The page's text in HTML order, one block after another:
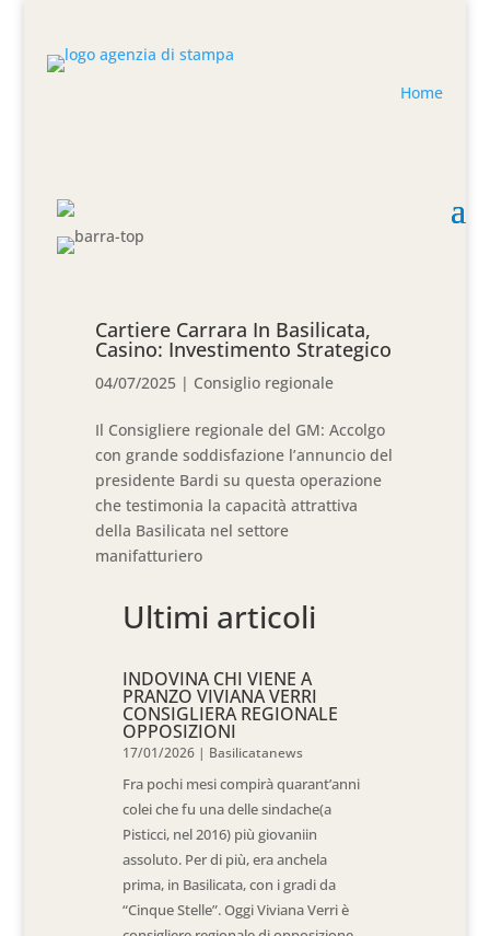
Home
Cartiere Carrara In Basilicata,
Casino: Investimento Strategico
04/07/2025 | Consiglio regionale
Il Consigliere regionale del GM: Accolgo
con grande soddisfazione l’annuncio del
presidente Bardi su questa operazione
che testimonia la capacità attrattiva
della Basilicata nel settore
manifatturiero
Ultimi articoli
INDOVINA CHI VIENE A
PRANZO VIVIANA VERRI
CONSIGLIERA REGIONALE
OPPOSIZIONI
17/01/2026 | Basilicatanews
Fra pochi mesi compirà quarant’anni
colei che fu una delle sindache(a
Pisticci, nel 2016) più giovaniin
assoluto. Per di più, era anchela
prima, in Basilicata, con i gradi da
“Cinque Stelle”. Oggi Viviana Verri è